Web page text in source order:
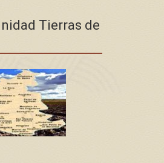
Tierras de